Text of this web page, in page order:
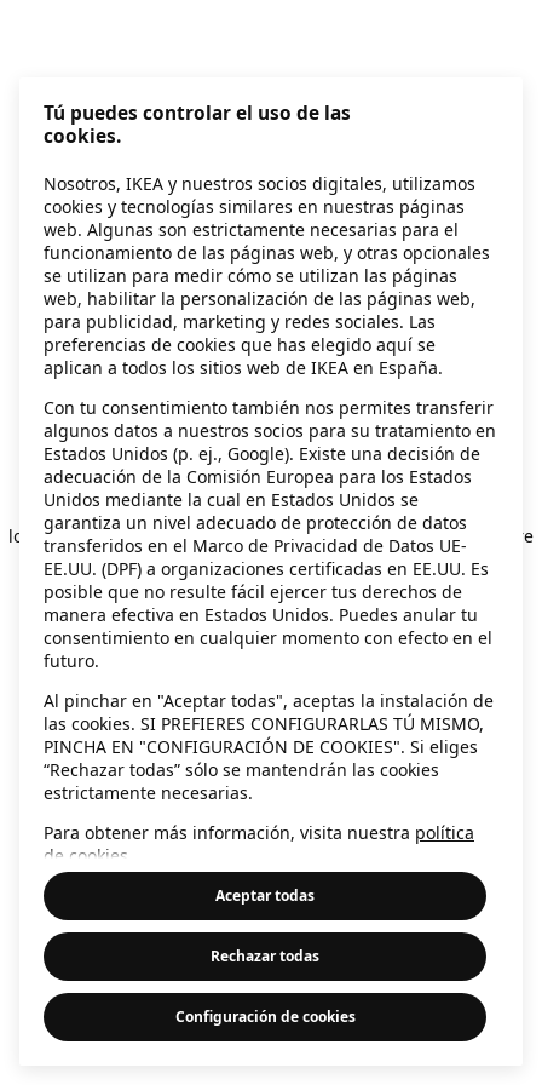
Application error: a client-side exception has occurred
loadingsecondhand.ikea.com (see the browser console for more
information).
Tú puedes controlar el uso de las
cookies.
Nosotros, IKEA y nuestros socios digitales, utilizamos
cookies y tecnologías similares en nuestras páginas
web. Algunas son estrictamente necesarias para el
funcionamiento de las páginas web, y otras opcionales
se utilizan para medir cómo se utilizan las páginas
web, habilitar la personalización de las páginas web,
para publicidad, marketing y redes sociales. Las
preferencias de cookies que has elegido aquí se
aplican a todos los sitios web de IKEA en España.
Con tu consentimiento también nos permites transferir
algunos datos a nuestros socios para su tratamiento en
Estados Unidos (p. ej., Google). Existe una decisión de
adecuación de la Comisión Europea para los Estados
Unidos mediante la cual en Estados Unidos se
garantiza un nivel adecuado de protección de datos
transferidos en el Marco de Privacidad de Datos UE-
EE.UU. (DPF) a organizaciones certificadas en EE.UU. Es
posible que no resulte fácil ejercer tus derechos de
manera efectiva en Estados Unidos. Puedes anular tu
consentimiento en cualquier momento con efecto en el
futuro.
Al pinchar en "Aceptar todas", aceptas la instalación de
las cookies. SI PREFIERES CONFIGURARLAS TÚ MISMO,
PINCHA EN "CONFIGURACIÓN DE COOKIES". Si eliges
“Rechazar todas” sólo se mantendrán las cookies
estrictamente necesarias.
Para obtener más información, visita nuestra política
de cookies
Aceptar todas
Rechazar todas
Configuración de cookies